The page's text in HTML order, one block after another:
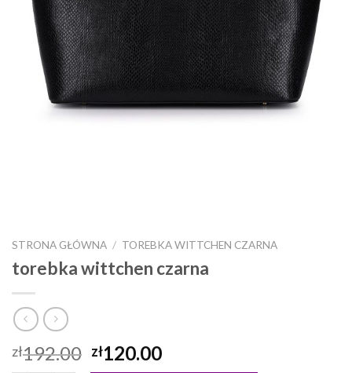
STRONA GŁÓWNA / TOREBKA WITTCHEN CZARNA
torebka wittchen czarna
zł192.00 zł120.00